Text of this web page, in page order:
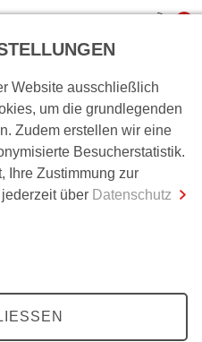
0,00 €
Zur Kasse
Website ausschließlich
um die grundlegenden
Zudem erstellen wir eine
Besucherstatistik.
Ihre Zustimmung zur
über Datenschutz